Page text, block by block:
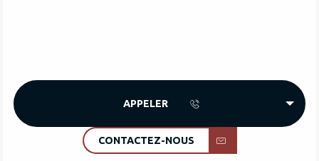
APPELER
CONTACTEZ-NOUS